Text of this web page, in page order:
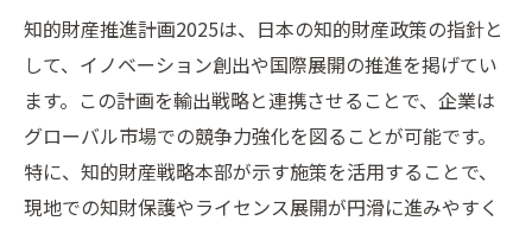
知的財産推進計画2025は、日本の知的財産政策の指針と
して、イノベーション創出や国際展開の推進を掲げてい
ます。この計画を輸出戦略と連携させることで、企業は
グローバル市場での競争力強化を図ることが可能です。
特に、知的財産戦略本部が示す施策を活用することで、
現地での知財保護やライセンス展開が円滑に進みやすく